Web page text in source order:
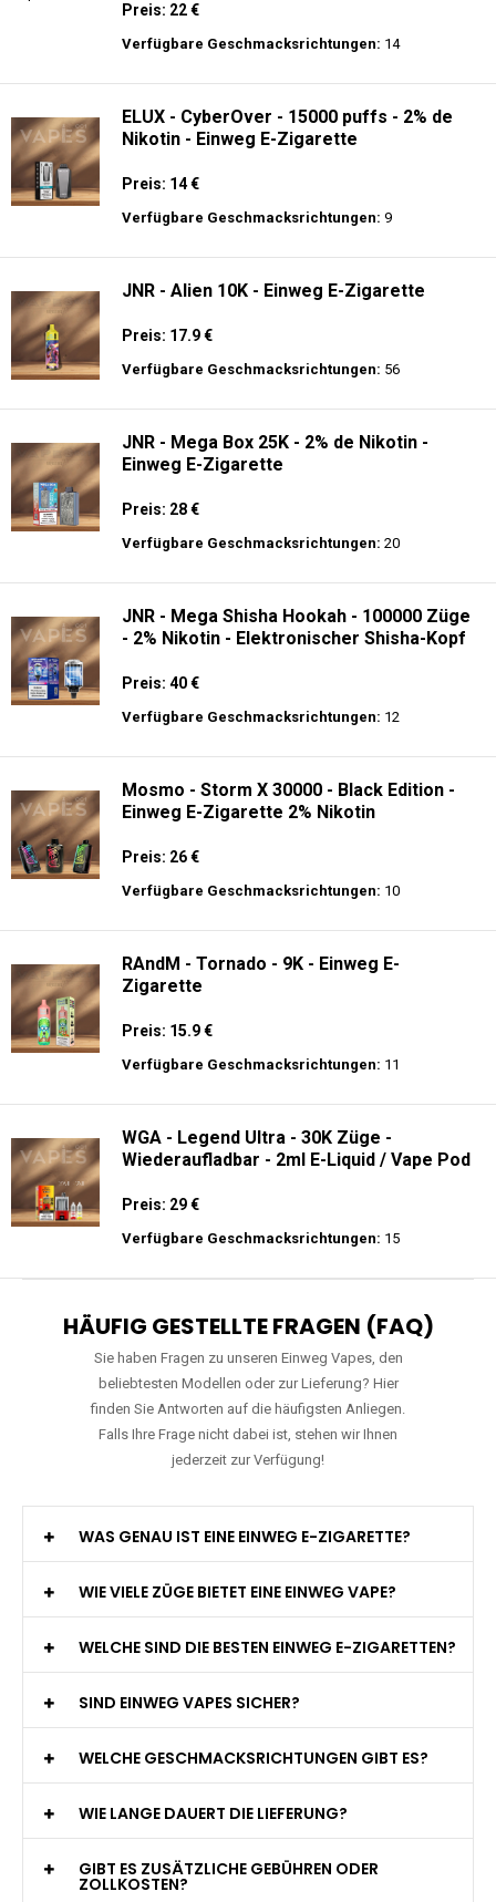
Preis: 22 €
Verfügbare Geschmacksrichtungen: 14
ELUX - CyberOver - 15000 puffs - 2% de
Nikotin - Einweg E-Zigarette
Preis: 14 €
Verfügbare Geschmacksrichtungen: 9
JNR - Alien 10K - Einweg E-Zigarette
Preis: 17.9 €
Verfügbare Geschmacksrichtungen: 56
JNR - Mega Box 25K - 2% de Nikotin -
Einweg E-Zigarette
Preis: 28 €
Verfügbare Geschmacksrichtungen: 20
JNR - Mega Shisha Hookah - 100000 Züge
- 2% Nikotin - Elektronischer Shisha-Kopf
Preis: 40 €
Verfügbare Geschmacksrichtungen: 12
Mosmo - Storm X 30000 - Black Edition -
Einweg E-Zigarette 2% Nikotin
Preis: 26 €
Verfügbare Geschmacksrichtungen: 10
RAndM - Tornado - 9K - Einweg E-
Zigarette
Preis: 15.9 €
Verfügbare Geschmacksrichtungen: 11
WGA - Legend Ultra - 30K Züge -
Wiederaufladbar - 2ml E-Liquid / Vape Pod
Preis: 29 €
Verfügbare Geschmacksrichtungen: 15
HÄUFIG GESTELLTE FRAGEN (FAQ)
Sie haben Fragen zu unseren Einweg Vapes, den
beliebtesten Modellen oder zur Lieferung? Hier
finden Sie Antworten auf die häufigsten Anliegen.
Falls Ihre Frage nicht dabei ist, stehen wir Ihnen
jederzeit zur Verfügung!
WAS GENAU IST EINE EINWEG E-ZIGARETTE?
WIE VIELE ZÜGE BIETET EINE EINWEG VAPE?
WELCHE SIND DIE BESTEN EINWEG E-ZIGARETTEN?
SIND EINWEG VAPES SICHER?
WELCHE GESCHMACKSRICHTUNGEN GIBT ES?
WIE LANGE DAUERT DIE LIEFERUNG?
GIBT ES ZUSÄTZLICHE GEBÜHREN ODER
ZOLLKOSTEN?